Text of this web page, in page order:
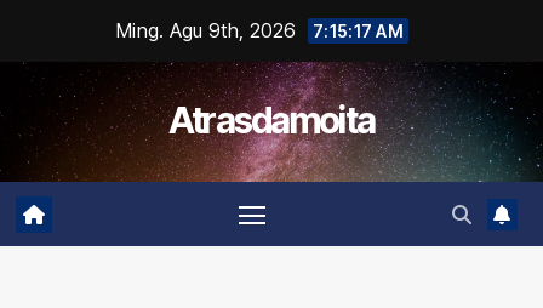
content
Ming. Agu 9th, 2026 7:15:18 AM
Atrasdamoita